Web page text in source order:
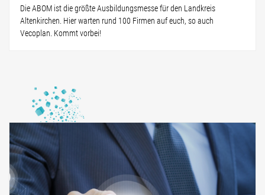
Die ABOM ist die größte Ausbildungsmesse für den Landkreis
Altenkirchen. Hier warten rund 100 Firmen auf euch, so auch
Vecoplan. Kommt vorbei!